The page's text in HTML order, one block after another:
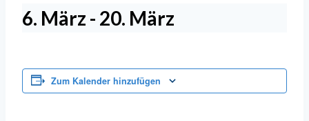
6. März - 20. März
Zum Kalender hinzufügen